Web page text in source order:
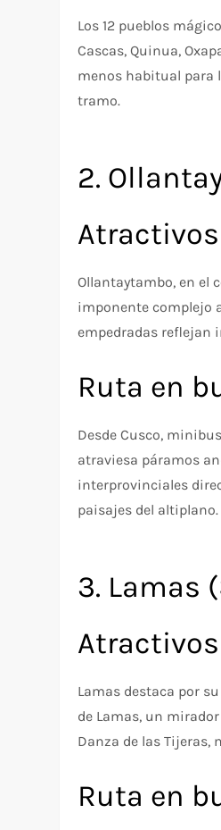
Los 12 pueblos
Cascas, Quinua,
menos habitual para
tramo.
2.
Atractivos
Ollantaytambo, en el
imponente complejo
empedradas reflejan
Ruta en
Desde Cusco,
atraviesa páramos
interprovinciales
paisajes del altiplano.
3. Lamas
Atractivos
Lamas destaca por
de Lamas, un
Danza de las
Ruta en